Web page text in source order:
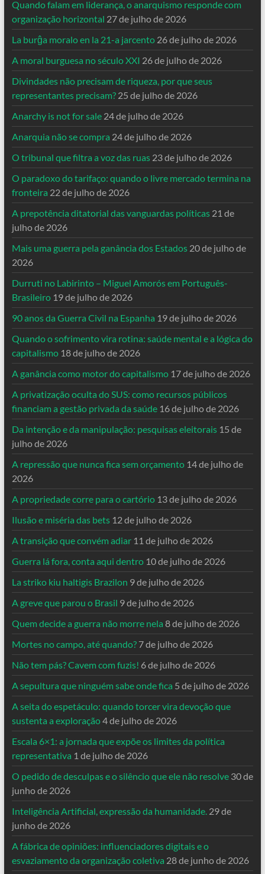
Quando falam em liderança, o anarquismo responde com
organização horizontal 27 de julho de 2026
La burĝa moralo en la 21-a jarcento 26 de julho de 2026
A moral burguesa no século XXI 26 de julho de 2026
Divindades não precisam de riqueza, por que seus
representantes precisam? 25 de julho de 2026
Anarchy is not for sale 24 de julho de 2026
Anarquia não se compra 24 de julho de 2026
O tribunal que filtra a voz das ruas 23 de julho de 2026
O paradoxo do tarifaço: quando o livre mercado termina na
fronteira 22 de julho de 2026
A prepotência ditatorial das vanguardas políticas 21 de
julho de 2026
Mais uma guerra pela ganância dos Estados 20 de julho de
2026
Durruti no Labirinto – Miguel Amorós em Português-
Brasileiro 19 de julho de 2026
90 anos da Guerra Civil na Espanha 19 de julho de 2026
Quando o sofrimento vira rotina: saúde mental e a lógica do
capitalismo 18 de julho de 2026
A ganância como motor do capitalismo 17 de julho de 2026
A privatização oculta do SUS: como recursos públicos
financiam a gestão privada da saúde 16 de julho de 2026
Da intenção e da manipulação: pesquisas eleitorais 15 de
julho de 2026
A repressão que nunca fica sem orçamento 14 de julho de
2026
A propriedade corre para o cartório 13 de julho de 2026
Ilusão e miséria das bets 12 de julho de 2026
A transição que convém adiar 11 de julho de 2026
Guerra lá fora, conta aqui dentro 10 de julho de 2026
La striko kiu haltigis Brazilon 9 de julho de 2026
A greve que parou o Brasil 9 de julho de 2026
Quem decide a guerra não morre nela 8 de julho de 2026
Mortes no campo, até quando? 7 de julho de 2026
Não tem pás? Cavem com fuzis! 6 de julho de 2026
A sepultura que ninguém sabe onde fica 5 de julho de 2026
A seita do espetáculo: quando torcer vira devoção que
sustenta a exploração4 de julho de 2026
Escala 6×1: a jornada que expõe os limites da política
representativa 1 de julho de 2026
O pedido de desculpas e o silêncio que ele não resolve 30 de
junho de 2026
Inteligência Artificial, expressão da humanidade. 29 de
junho de 2026
A fábrica de opiniões: influenciadores digitais e o
esvaziamento da organização coletiva 28 de junho de 2026